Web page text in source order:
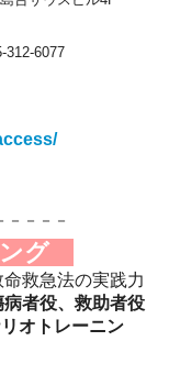
6077
－－－－
グ
救急法の実践力
病者役、救助者役
オトレーニン